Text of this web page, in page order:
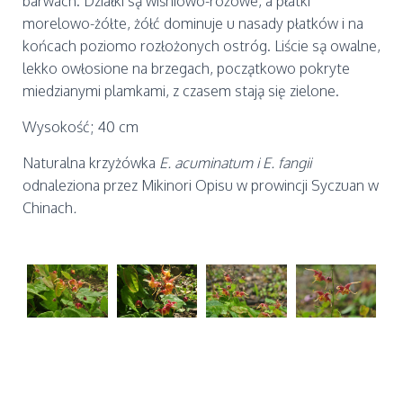
morelowo-żółte, żółć dominuje u nasady płatków i na
końcach poziomo rozłożonych ostróg. Liście są owalne,
lekko owłosione na brzegach, początkowo pokryte
miedzianymi plamkami, z czasem stają się zielone.
Wysokość; 40 cm
Naturalna krzyżówka E. acuminatum i E. fangii
odnaleziona przez Mikinori Opisu w prowincji Syczuan w
Chinach.